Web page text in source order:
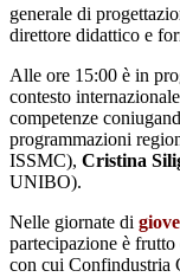
generale di
direttore didattico e
Alle ore 15:00 è in
contesto
competenze
programmazioni
ISSMC), Cristina
UNIBO).
Nelle giornate di
partecipazione è
con cui Confindustria